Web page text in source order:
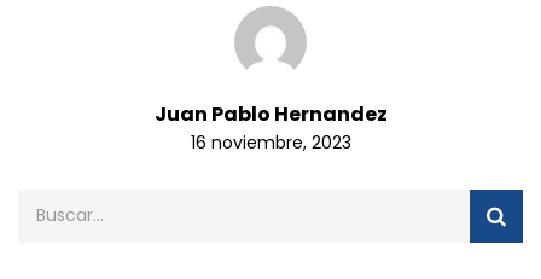
Juan Pablo Hernandez
16 noviembre, 2023